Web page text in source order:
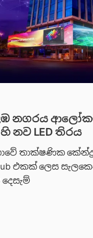
නගරය
හි නව LED තිරය
තාක්ෂණික
එකක් ලෙස